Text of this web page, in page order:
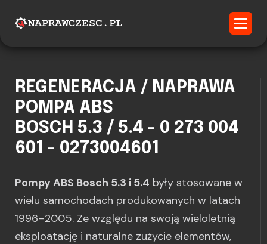
REGENERACJA / NAPRAWA
POMPA ABS
BOSCH 5.3 / 5.4 - 0 273 004
601 - 0273004601
Pompy ABS Bosch 5.3 i 5.4 były stosowane w
wielu samochodach produkowanych w latach
1996–2005. Ze względu na swoją wieloletnią
eksploatację i naturalne zużycie elementów,